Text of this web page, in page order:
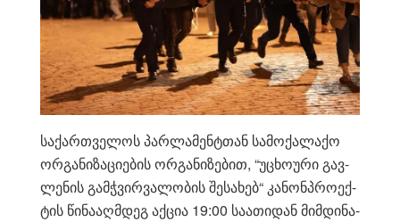
სა­ქარ­თვე­ლოს პარ­ლა­მენ­ტთან სა­მო­ქა­ლა­ქო
ორ­გა­ნი­ზა­ცი­ე­ბის ორ­გა­ნი­ზე­ბით, “უცხო­უ­რი გავ­
ლე­ნის გამჭვირ­ვა­ლო­ბის შე­სა­ხებ“ კა­ნონპ­რო­ექ­
ტის წი­ნა­აღ­მდეგ აქ­ცია 19:00 სა­ა­თი­დან მიმ­დი­ნა­